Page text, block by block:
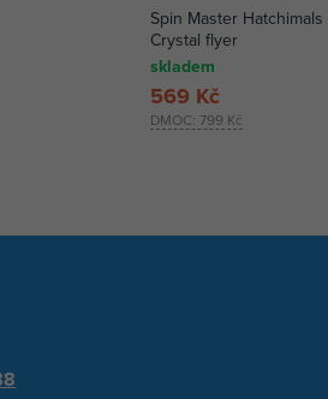
Spin Master
Crystal flyer
skladem
DMOC: 799 Kč
569 Kč